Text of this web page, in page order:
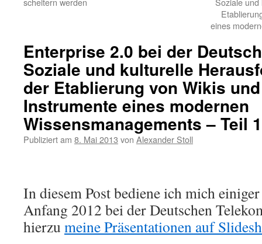
eines
Enterprise 2.0 bei der
Soziale und kulturelle
der Etablierung von Wikis
Instrumente eines modernen
Wissensmanagements – Teil 1
Publiziert am 8. Mai 2013 von Alexander Stoll
In diesem Post bediene ich mich
Anfang 2012 bei der Deutschen
hierzu meine Präsentationen auf